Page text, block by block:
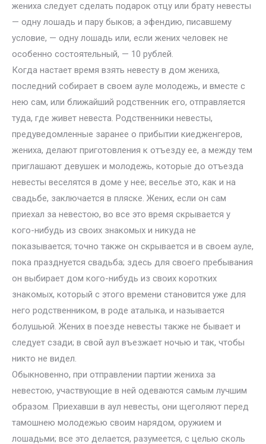
жениха следует сделать подарок отцу или брату невесты
— одну лошадь и пару быков; а эфендию, писавшему
условие, — одну лошадь или, если жених человек не
особенно состоятельный, — 10 рублей.
Когда настает время взять невесту в дом жениха,
последний собирает в своем ауле молодежь, и вместе с
нею сам, или ближайший родственник его, отправляется
туда, где живет невеста. Родственники невесты,
предуведомленные заранее о прибытии киедженгеров,
жениха, делают приготовления к отъезду ее, а между тем
приглашают девушек и молодежь, которые до отъезда
невесты веселятся в доме у нее; веселье это, как и на
свадьбе, заключается в пляске. Жених, если он сам
приехал за невестою, во все это время скрывается у
кого-нибудь из своих знакомых и никуда не
показывается; точно также он скрывается и в своем ауле,
пока празднуется свадьба; здесь для своего пребывания
он выбирает дом кого-нибудь из своих коротких
знакомых, который с этого времени становится уже для
него родственником, в роде аталыка, и называется
болушьюй. Жених в поезде невесты также не бывает и
следует сзади; в свой аул въезжает ночью и так, чтобы
никто не видел.
Обыкновенно, при отправлении партии жениха за
невестою, участвующие в ней одеваются самым лучшим
образом. Приехавши в аул невесты, они щеголяют перед
тамошнею молодежью своим нарядом, оружием и
лошадьми; все это делается, разумеется, с целью сколь